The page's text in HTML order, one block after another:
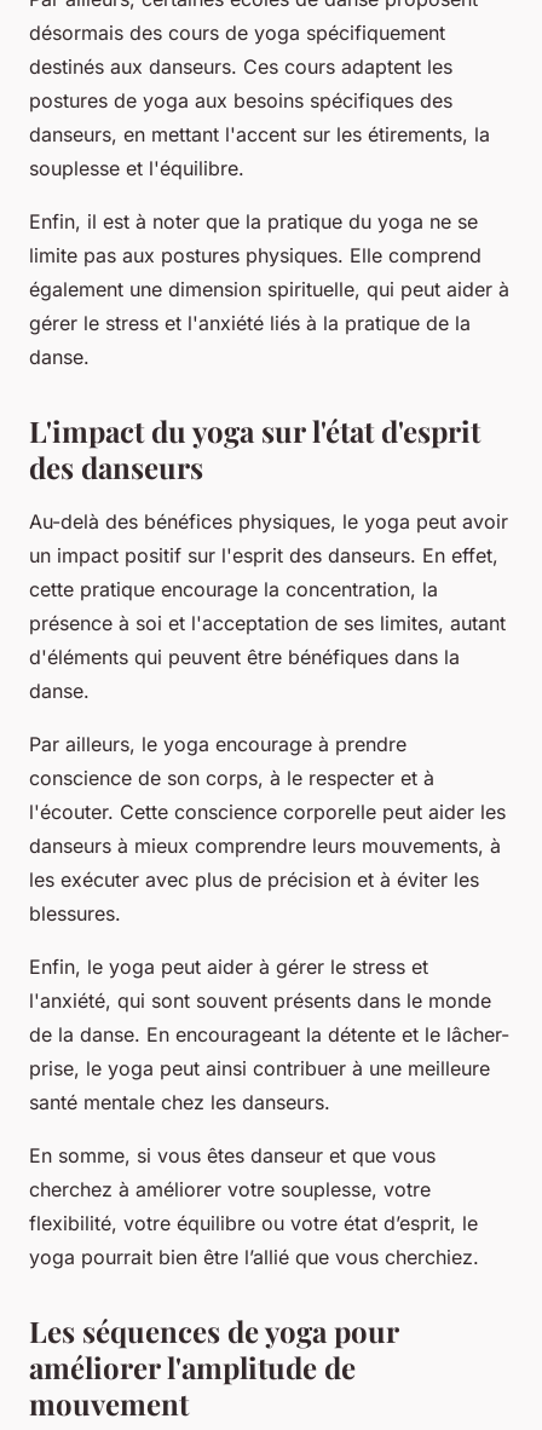
désormais des cours de yoga spécifiquement
destinés aux danseurs. Ces cours adaptent les
postures de yoga aux besoins spécifiques des
danseurs, en mettant l'accent sur les étirements, la
souplesse et l'équilibre.
Enfin, il est à noter que la pratique du yoga ne se
limite pas aux postures physiques. Elle comprend
également une dimension spirituelle, qui peut aider à
gérer le stress et l'anxiété liés à la pratique de la
danse.
L'impact du yoga sur l'état d'esprit
des danseurs
Au-delà des bénéfices physiques, le yoga peut avoir
un impact positif sur l'esprit des danseurs. En effet,
cette pratique encourage la concentration, la
présence à soi et l'acceptation de ses limites, autant
d'éléments qui peuvent être bénéfiques dans la
danse.
Par ailleurs, le yoga encourage à prendre
conscience de son corps, à le respecter et à
l'écouter. Cette conscience corporelle peut aider les
danseurs à mieux comprendre leurs mouvements, à
les exécuter avec plus de précision et à éviter les
blessures.
Enfin, le yoga peut aider à gérer le stress et
l'anxiété, qui sont souvent présents dans le monde
de la danse. En encourageant la détente et le lâcher-
prise, le yoga peut ainsi contribuer à une meilleure
santé mentale chez les danseurs.
En somme, si vous êtes danseur et que vous
cherchez à améliorer votre souplesse, votre
flexibilité, votre équilibre ou votre état d’esprit, le
yoga pourrait bien être l’allié que vous cherchiez.
Les séquences de yoga pour
améliorer l'amplitude de
mouvement